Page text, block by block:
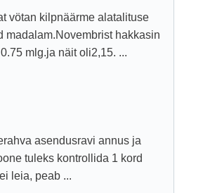
vötan kilpnäärme alatalituse
madalam.Novembrist hakkasin
mlg.ja näit oli2,15. ...
asendusravi annus ja
tuleks kontrollida 1 kord
leia, peab ...